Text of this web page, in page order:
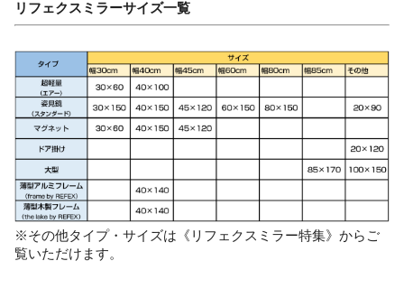
リフェクスミラーサイズ一覧
※その他タイプ・サイズは《リフェクスミラー特集》からご
覧いただけます。